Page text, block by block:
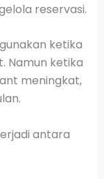
reservasi.
ketika
Namun ketika
meningkat,
antara